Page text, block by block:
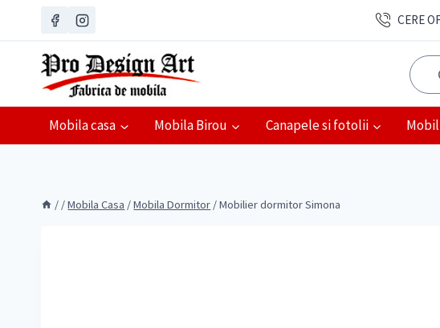
content
CERE
Mobila casa
Mobila Birou Canapele si fotolii
/ /Mobila Casa /Mobila Dormitor /Mobilier dormitor Simona